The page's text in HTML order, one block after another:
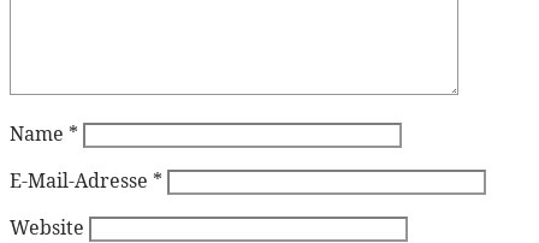
Name *
E-Mail-Adresse *
Website